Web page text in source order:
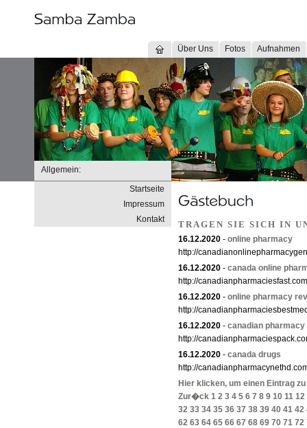
Über Uns Fotos Aufnahmen
Allgemein:
Startseite
Impressum
Kontakt
TRAGEN SIE SICH IN
16.12.2020 - online pharmacy
http://
16.12.2020 - canada online
http://
16.12.2020 - online pharmacy
http://
16.12.2020 - canadian pharmacy
http://
16.12.2020 - canada drugs
http://
Hier klicken, um einen Eintrag
Zur�ck 1 2 3 4 5 6 7 8 9 10 11 12
32 33 34 35 36 37 38 39 40 41 42
62 63 64 65 66 67 68 69 70 71 72